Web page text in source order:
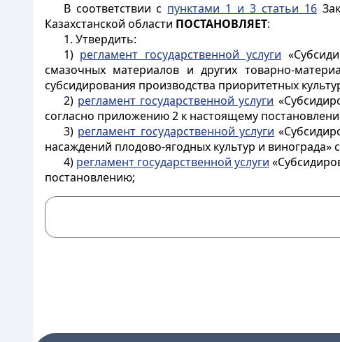
В соответствии с пунктами 1 и 3 статьи 16
Казахстанской области ПОСТАНОВЛЯЕТ:
1. Утвердить:
1) регламент государственной услуги
смазочных материалов и других товарно-
субсидирования производства приоритетных
2) регламент государственной услуги
согласно приложению 2 к настоящему
3) регламент государственной услуги
насаждений плодово-ягодных культур и
4) регламент государственной услуги
постановлению;